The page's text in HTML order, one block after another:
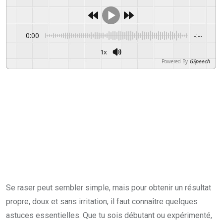
0:00 -:--
1x
Powered By GSpeech
Se raser peut sembler simple, mais pour obtenir un résultat
propre, doux et sans irritation, il faut connaître quelques
astuces essentielles. Que tu sois débutant ou expérimenté,